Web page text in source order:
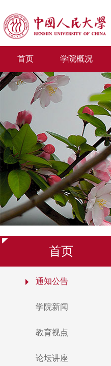
首页 学院概况
首页
通知公告
学院新闻
教育视点
论坛讲座